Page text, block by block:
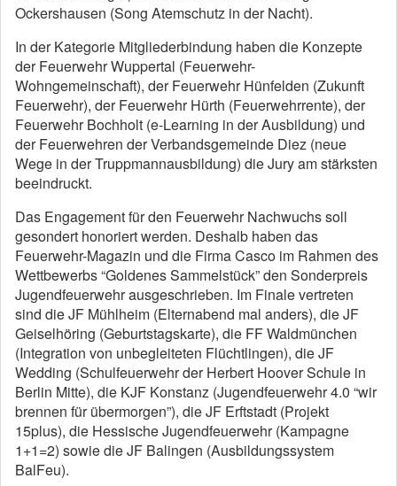
Ockershausen (Song Atemschutz in der Nacht).
In der Kategorie Mitgliederbindung haben die Konzepte
der Feuerwehr Wuppertal (Feuerwehr-
Wohngemeinschaft), der Feuerwehr Hünfelden (Zukunft
Feuerwehr), der Feuerwehr Hürth (Feuerwehrrente), der
Feuerwehr Bochholt (e-Learning in der Ausbildung) und
der Feuerwehren der Verbandsgemeinde Diez (neue
Wege in der Truppmannausbildung) die Jury am stärksten
beeindruckt.
Das Engagement für den Feuerwehr Nachwuchs soll
gesondert honoriert werden. Deshalb haben das
Feuerwehr-Magazin und die Firma Casco im Rahmen des
Wettbewerbs “Goldenes Sammelstück” den Sonderpreis
Jugendfeuerwehr ausgeschrieben. Im Finale vertreten
sind die JF Mühlheim (Elternabend mal anders), die JF
Geiselhöring (Geburtstagskarte), die FF Waldmünchen
(Integration von unbegleiteten Flüchtlingen), die JF
Wedding (Schulfeuerwehr der Herbert Hoover Schule in
Berlin Mitte), die KJF Konstanz (Jugendfeuerwehr 4.0 “wir
brennen für übermorgen”), die JF Erftstadt (Projekt
15plus), die Hessische Jugendfeuerwehr (Kampagne
1+1=2) sowie die JF Balingen (Ausbildungssystem
BalFeu).